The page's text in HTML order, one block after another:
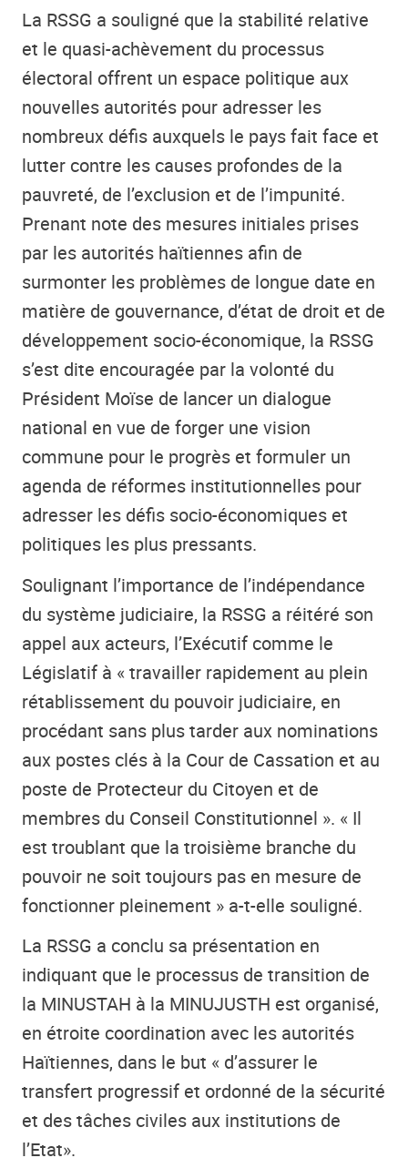
La RSSG a souligné que la stabilité relative
et le quasi-achèvement du processus
électoral offrent un espace politique aux
nouvelles autorités pour adresser les
nombreux défis auxquels le pays fait face et
lutter contre les causes profondes de la
pauvreté, de l’exclusion et de l’impunité.
Prenant note des mesures initiales prises
par les autorités haïtiennes afin de
surmonter les problèmes de longue date en
matière de gouvernance, d’état de droit et de
développement socio-économique, la RSSG
s’est dite encouragée par la volonté du
Président Moïse de lancer un dialogue
national en vue de forger une vision
commune pour le progrès et formuler un
agenda de réformes institutionnelles pour
adresser les défis socio-économiques et
politiques les plus pressants.
Soulignant l’importance de l’indépendance
du système judiciaire, la RSSG a réitéré son
appel aux acteurs, l’Exécutif comme le
Législatif à « travailler rapidement au plein
rétablissement du pouvoir judiciaire, en
procédant sans plus tarder aux nominations
aux postes clés à la Cour de Cassation et au
poste de Protecteur du Citoyen et de
membres du Conseil Constitutionnel ». « Il
est troublant que la troisième branche du
pouvoir ne soit toujours pas en mesure de
fonctionner pleinement » a-t-elle souligné.
La RSSG a conclu sa présentation en
indiquant que le processus de transition de
la MINUSTAH à la MINUJUSTH est organisé,
en étroite coordination avec les autorités
Haïtiennes, dans le but « d’assurer le
transfert progressif et ordonné de la sécurité
et des tâches civiles aux institutions de
l’Etat».